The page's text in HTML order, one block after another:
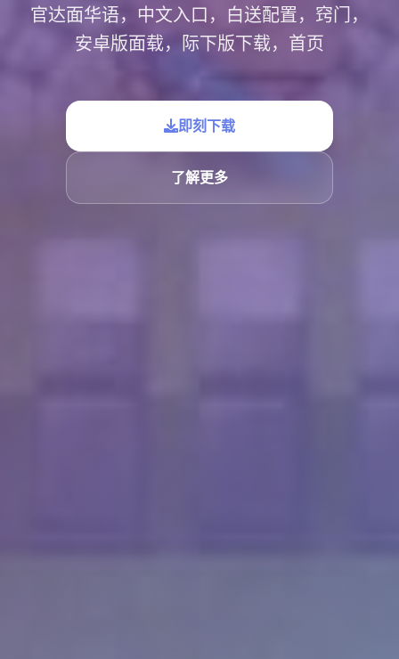
官达面华语，中文入口，白送配置，窍门，
安卓版面载，际下版下载，首页
即刻下载
了解更多